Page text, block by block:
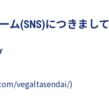
ム(SNS)につきまして
vegaltasendai/)